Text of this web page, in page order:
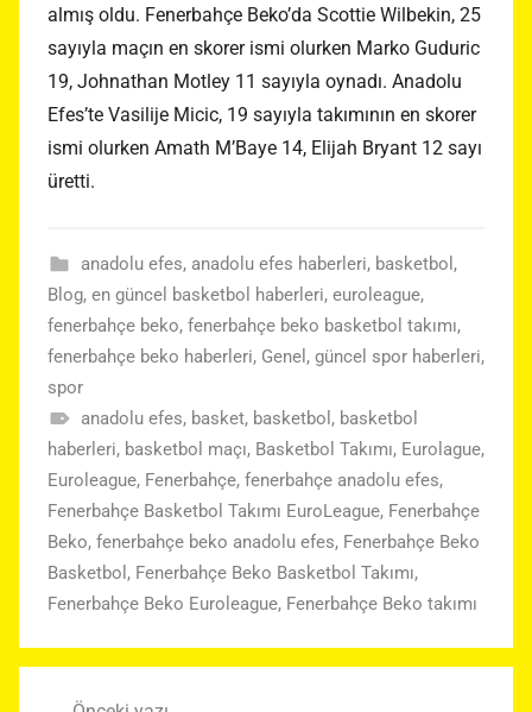
almış oldu. Fenerbahçe Beko’da Scottie Wilbekin, 25
sayıyla maçın en skorer ismi olurken Marko Guduric
19, Johnathan Motley 11 sayıyla oynadı. Anadolu
Efes’te Vasilije Micic, 19 sayıyla takımının en skorer
ismi olurken Amath M’Baye 14, Elijah Bryant 12 sayı
üretti.
anadolu efes, anadolu efes haberleri, basketbol ,
Blog, en güncel basketbol haberleri, euroleague,
fenerbahçe beko, fenerbahçe beko basketbol takımı,
fenerbahçe beko haberleri, Genel , güncel spor haberleri,
spor
anadolu efes, basket, basketbol , basketbol
haberleri, basketbol maçı, Basketbol Takımı, Eurolague,
Euroleague, Fenerbahçe, fenerbahçe anadolu efes,
Fenerbahçe Basketbol Takımı EuroLeague, Fenerbahçe
Beko, fenerbahçe beko anadolu efes, Fenerbahçe Beko
Basketbol , Fenerbahçe Beko Basketbol Takımı,
Fenerbahçe Beko Euroleague, Fenerbahçe Beko takımı